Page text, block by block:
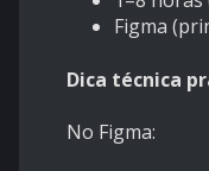
Figma
Dica técnica
No Figma: